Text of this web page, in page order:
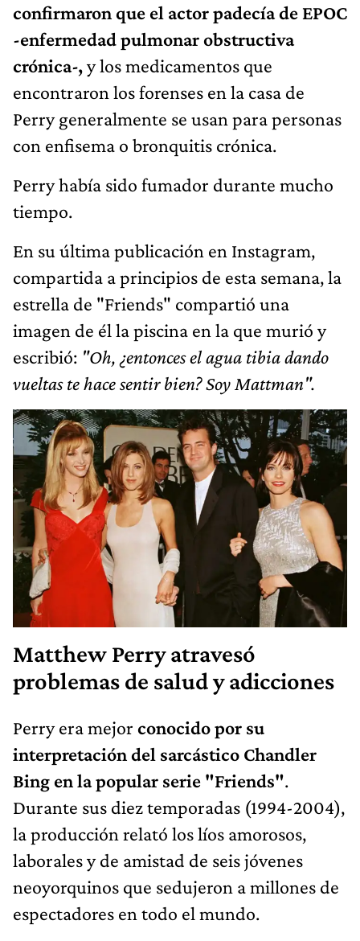
confirmaron que el actor padecía de EPOC
-enfermedad pulmonar obstructiva
crónica-,y los medicamentos que
encontraron los forenses en la casa de
Perry generalmente se usan para personas
con enfisema o bronquitis crónica.
Perry había sido fumador durante mucho
tiempo.
En su última publicación en Instagram,
compartida a principios de esta semana, la
estrella de "Friends" compartió una
imagen de él la piscina en la que murió y
escribió: "Oh, ¿entonces el agua tibia dando
vueltas te hace sentir bien? Soy Mattman".
Matthew Perry atravesó
problemas de salud y adicciones
Perry era mejor conocido por su
interpretación del sarcástico Chandler
Bing en la popular serie "Friends".
Durante sus diez temporadas (1994-2004),
la producción relató los líos amorosos,
laborales y de amistad de seis jóvenes
neoyorquinos que sedujeron a millones de
espectadores en todo el mundo.